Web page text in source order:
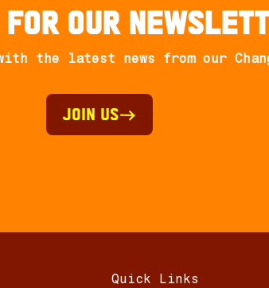
for our
the latest news from our
Join Us
Quick Links